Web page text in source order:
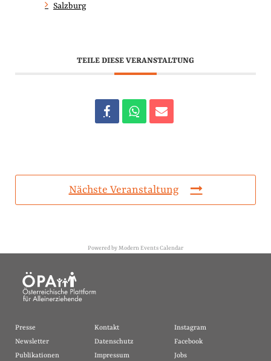
Salzburg
TEILE DIESE VERANSTALTUNG
Nächste Veranstaltung
Powered byModern Events Calendar
Presse
Newsletter
Publikationen
Kontakt
Datenschutz
Impressum
Instagram
Facebook
Jobs